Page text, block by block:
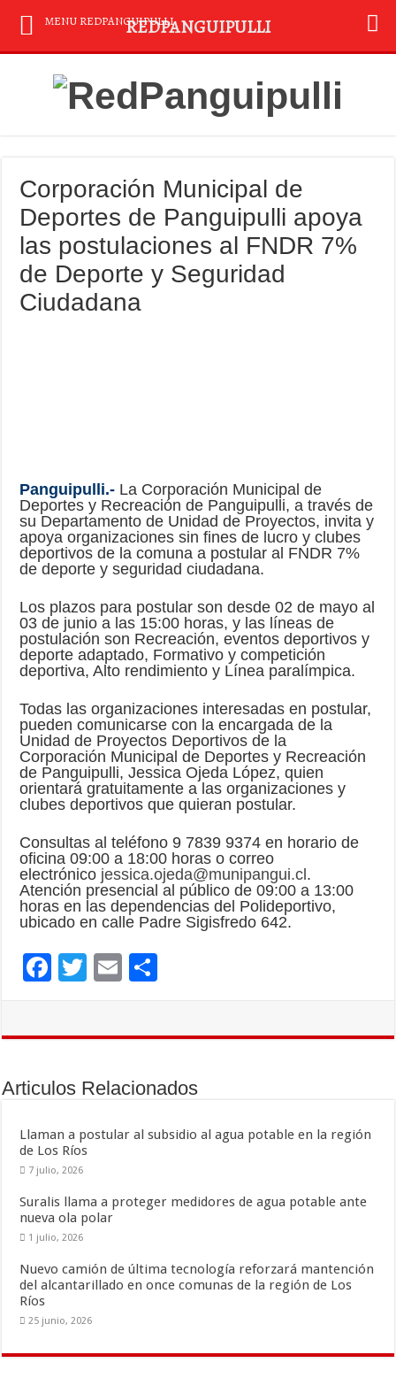
Corporación Municipal de
Deportes de Panguipulli apoya
las postulaciones al FNDR 7%
de Deporte y Seguridad
Ciudadana
Panguipulli.- La Corporación Municipal de
Deportes y Recreación de Panguipulli, a través de
su Departamento de Unidad de Proyectos, invita y
apoya organizaciones sin fines de lucro y clubes
deportivos de la comuna a postular al FNDR 7%
de deporte y seguridad ciudadana.
Los plazos para postular son desde 02 de mayo al
03 de junio a las 15:00 horas, y las líneas de
postulación son Recreación, eventos deportivos y
deporte adaptado, Formativo y competición
deportiva, Alto rendimiento y Línea paralímpica.
Todas las organizaciones interesadas en postular,
pueden comunicarse con la encargada de la
Unidad de Proyectos Deportivos de la
Corporación Municipal de Deportes y Recreación
de Panguipulli, Jessica Ojeda López, quien
orientará gratuitamente a las organizaciones y
clubes deportivos que quieran postular.
Consultas al teléfono 9 7839 9374 en horario de
oficina 09:00 a 18:00 horas o correo
electrónico jessica.ojeda@munipangui.cl .
Atención presencial al público de 09:00 a 13:00
horas en las dependencias del Polideportivo,
ubicado en calle Padre Sigisfredo 642.
F
o
k
T
E
ar
r
Articulos Relacionados
Llaman a postular al subsidio al agua potable en la región
de Los Ríos
7 julio, 2026
Suralis llama a proteger medidores de agua potable ante
nueva ola polar
1 julio, 2026
Nuevo camión de última tecnología reforzará mantención
del alcantarillado en once comunas de la región de Los
Ríos
25 junio, 2026
MENU REDPANGUIPULLIREDPANGUIPULLI